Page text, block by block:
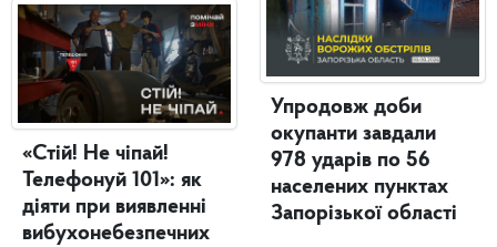
«Стій! Не чіпай!
Телефонуй 101»: як
діяти при виявленні
вибухонебезпечних
Упродовж доби
окупанти завдали
978 ударів по 56
населених пунктах
Запорізької області